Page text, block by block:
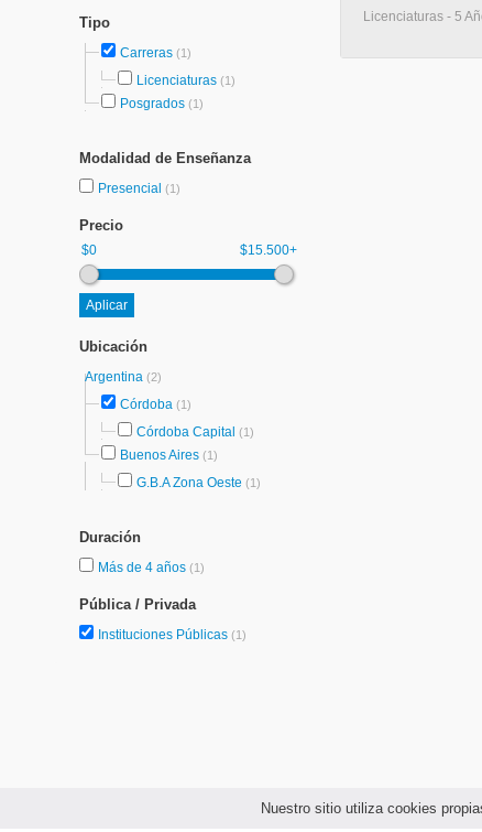
Nuestro sitio utiliza cookies
Tipo
Carreras (1)
Licenciaturas (1)
Posgrados (1)
Modalidad de Enseñanza
Presencial (1)
Precio
$0 $15.500+
Ubicación
Argentina (2)
Córdoba (1)
Córdoba Capital (1)
Buenos Aires (1)
G.B.A Zona Oeste (1)
Duración
Más de 4 años (1)
Pública / Privada
Instituciones Públicas (1)
Licenciaturas - 5